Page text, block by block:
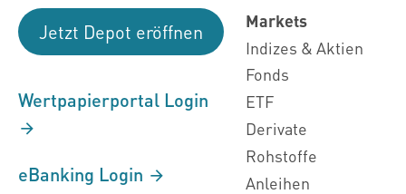
Jetzt Depot eröffnen
Wertpapierportal Login
eBanking Login
Markets
Indizes & Aktien
Fonds
ETF
Derivate
Rohstoffe
Anleihen